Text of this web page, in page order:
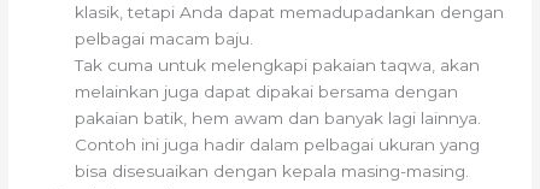
klasik, tetapi Anda dapat memadupadankan dengan
pelbagai macam baju.
Tak cuma untuk melengkapi pakaian taqwa, akan
melainkan juga dapat dipakai bersama dengan
pakaian batik, hem awam dan banyak lagi lainnya.
Contoh ini juga hadir dalam pelbagai ukuran yang
bisa disesuaikan dengan kepala masing-masing.